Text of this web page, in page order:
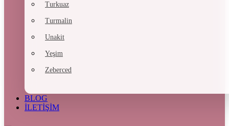
Turkuaz
Turmalin
Unakit
Yeşim
Zeberced
BLOG
İLETİŞİM